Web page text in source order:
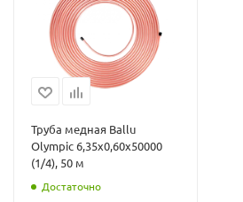
Труба медная Ballu
Olympic 6,35х0,60х50000
(1/4), 50 м
Достаточно